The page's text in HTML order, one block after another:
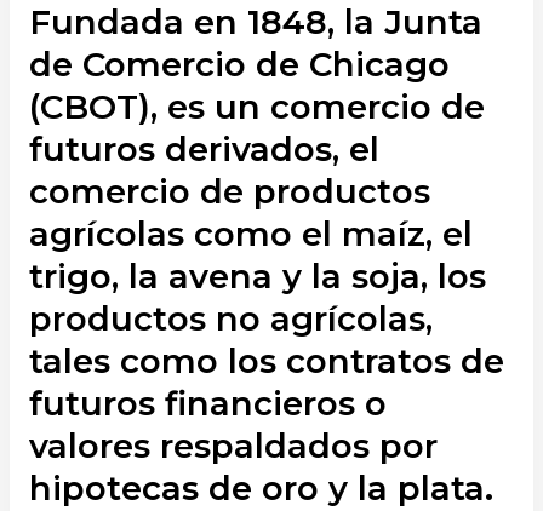
Fundada en 1848, la Junta
de Comercio de Chicago
(CBOT), es un comercio de
futuros derivados, el
comercio de productos
agrícolas como el maíz, el
trigo, la avena y la soja, los
productos no agrícolas,
tales como los contratos de
futuros financieros o
valores respaldados por
hipotecas de oro y la plata.